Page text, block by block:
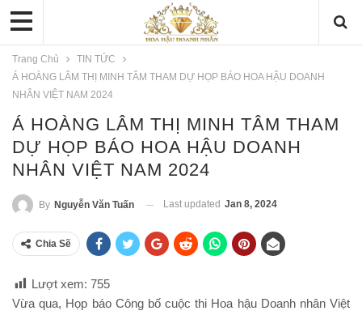
Trang Chủ
TIN TỨC
Á HOÀNG LÂM THỊ MINH TÂM THAM DỰ HỌP BÁO HOA HẬU DOANH
NHÂN VIỆT NAM 2024
Á HOÀNG LÂM THỊ MINH TÂM THAM
DỰ HỌP BÁO HOA HẬU DOANH
NHÂN VIỆT NAM 2024
By Nguyễn Văn Tuấn Last updated Jan 8, 2024
Chia Sẽ
Lượt xem: 755
Vừa qua, Họp báo Công bố cuộc thi Hoa hậu Doanh nhân Việt